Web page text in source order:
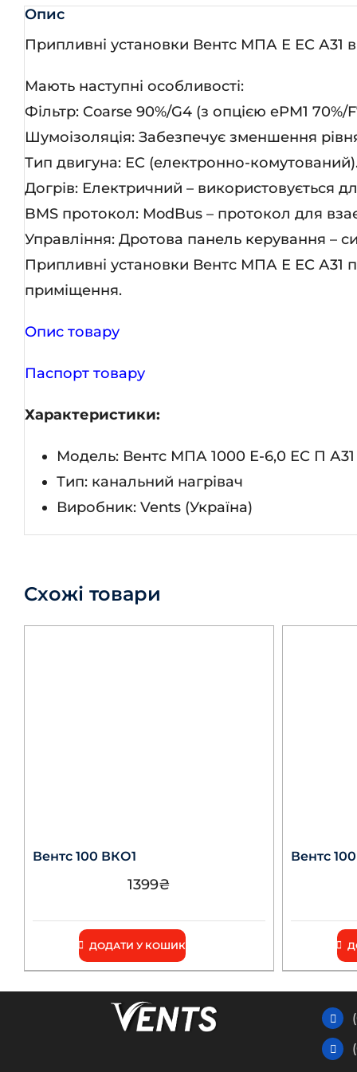
Опис
Припливні установки Вентс МПА Е ЕС А31
Мають наступні особливості:
Фільтр: Coarse 90%/G4 (з опцією ePM1 70%/
Шумоізоляція: Забезпечує зменшення
Тип двигуна: EC (електронно-
Догрів: Електричний – використовується
BMS протокол: ModBus – протокол для
Управління: Дротова панель керування –
Припливні установки Вентс МПА Е ЕС А31
приміщення.
Опис товару
Паспорт товару
Характеристики:
Модель: Вентс МПА 1000 Е-6,0 ЕС П А31
Тип: канальний нагрівач
Виробник: Vents (Україна)
Схожі товари
Вентс 100 ВКО1
1399₴
ДОДАТИ У КОШИК
Вентс